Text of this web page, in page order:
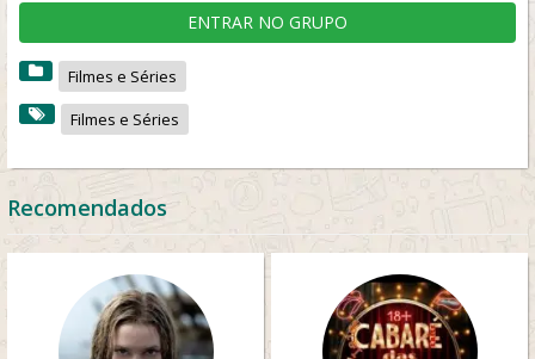
ENTRAR NO GRUPO
Filmes e Séries
Filmes e Séries
Recomendados